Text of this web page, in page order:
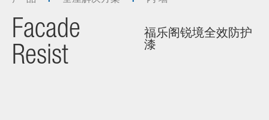
Facade
Resist
福乐阁锐境全效防护
漆